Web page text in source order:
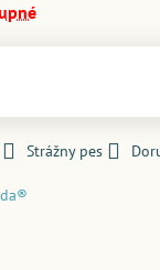
Strážny pes